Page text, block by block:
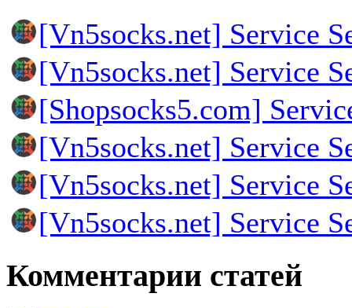
[Vn5socks.net] Service
[Vn5socks.net] Service
[Shopsocks5.com]
[Vn5socks.net] Service
[Vn5socks.net] Service
[Vn5socks.net] Service
Комментарии статей